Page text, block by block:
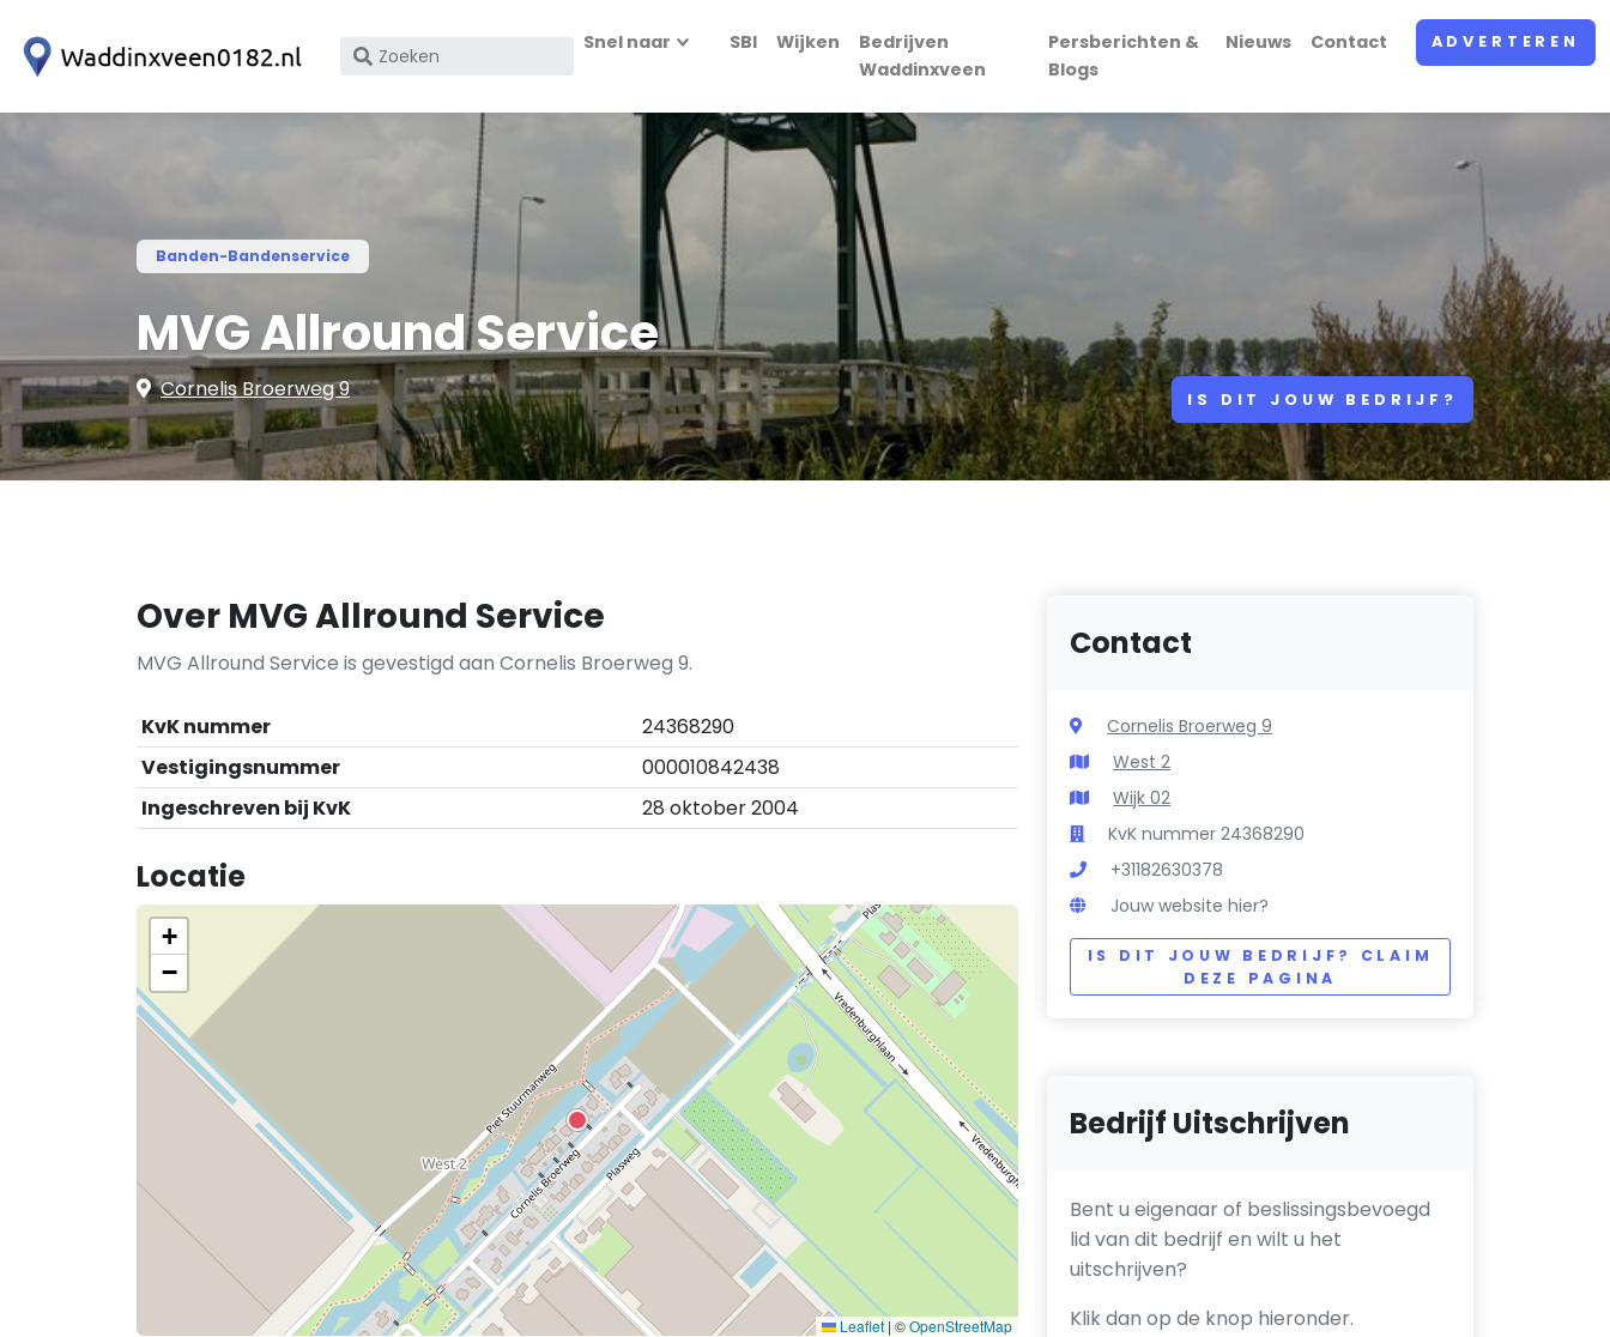
Zoek
bedrijfsnaam
Snel naar SBI Wijken
Bedrijven
Waddinxveen
Persberichten &
Blogs
Nieuws Contact ADVERTEREN
Banden-Bandenservice
MVG Allround Service
Cornelis Broerweg 9 IS DIT JOUW BEDRIJF?
Over MVG Allround Service
MVG Allround Service is gevestigd aan Cornelis Broerweg 9.
KvK nummer
24368290
Vestigingsnummer
000010842438
Ingeschreven bij KvK
28 oktober 2004
Locatie
+
−
Leaflet | ©OpenStreetMap
Contact
Cornelis Broerweg 9
West 2
Wijk 02
KvK nummer 24368290
+31182630378
Jouw website hier?
IS DIT JOUW BEDRIJF? CLAIM
DEZE PAGINA
Bedrijf Uitschrijven
Bent u eigenaar of beslissingsbevoegd
lid van dit bedrijf en wilt u het
uitschrijven?
Klik dan op de knop hieronder.